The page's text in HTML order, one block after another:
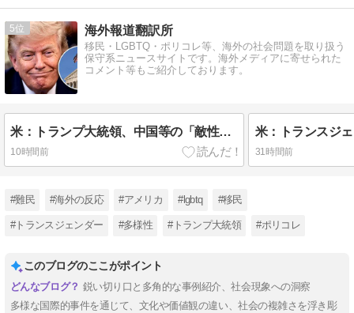
5 海外報道翻訳所
移民・LGBTQ・ポリコレ等、海外の社会問題を取り扱う
保守系ニュースサイトです。海外メディアに寄せられた
コメント等もご紹介しております。
米：トランプ大統領、中国等の「敵性外国人」による「米国籍目的の出産ツーリズム禁止令」に署名…寄生侵略防止へ[海外の反応]
10時間前 31時間前
#難民 #海外の反応 #アメリカ #lgbtq #移民
#トランスジェンダー #多様性 #トランプ大統領 #ポリコレ
このブログのここがポイント
鋭い切り口と多角的な事例紹介、社会現象への洞察
多様な国際的事件を通じて、文化や価値観の違い、社会の複雑さを浮き彫